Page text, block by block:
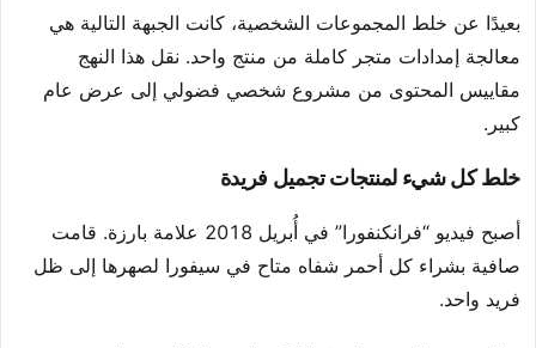
بعيدًا عن خلط المجموعات الشخصية، كانت الجبهة التالية هي
معالجة إمدادات متجر كاملة من منتج واحد. نقل هذا النهج
مقاييس المحتوى من مشروع شخصي فضولي إلى عرض عام
كبير.
خلط كل شيء لمنتجات تجميل فريدة
أصبح فيديو “فرانكنفورا” في أُبريل 2018 علامة بارزة. قامت
صافية بشراء كل أحمر شفاه متاح في سيفورا لصهرها إلى ظل
فريد واحد.